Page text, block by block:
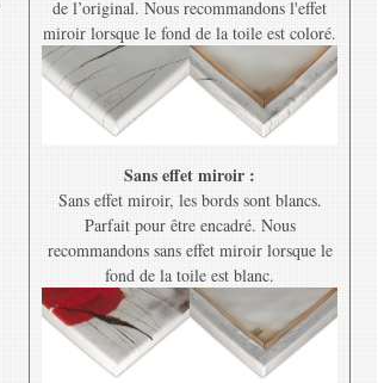
de l’original. Nous recommandons l'effet
miroir lorsque le fond de la toile est coloré.
Sans effet miroir :
Sans effet miroir, les bords sont blancs.
Parfait pour être encadré. Nous
recommandons sans effet miroir lorsque le
fond de la toile est blanc.